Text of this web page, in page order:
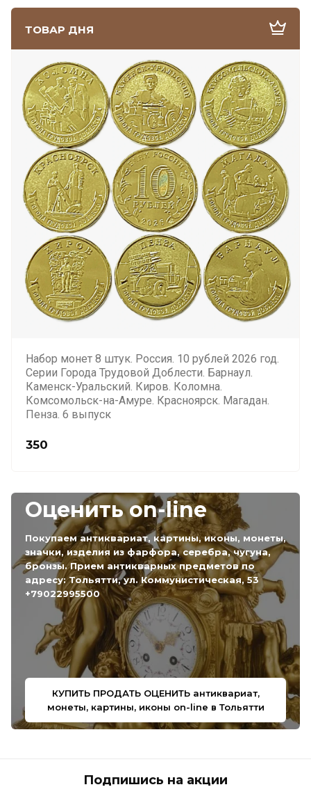
ТОВАР ДНЯ
Набор монет 8 штук. Россия. 10 рублей 2026 год.
Серии Города Трудовой Доблести. Барнаул.
Каменск-Уральский. Киров. Коломна.
Комсомольск-на-Амуре. Красноярск. Магадан.
Пенза. 6 выпуск
350
Оценить on-line
Покупаем антиквариат, картины, иконы, монеты,
значки, изделия из фарфора, серебра, чугуна,
бронзы. Прием антикварных предметов по
адресу: Тольятти, ул. Коммунистическая, 53
+79022995500
КУПИТЬ ПРОДАТЬ ОЦЕНИТЬ антиквариат,
монеты, картины, иконы on-line в Тольятти
Подпишись на акции